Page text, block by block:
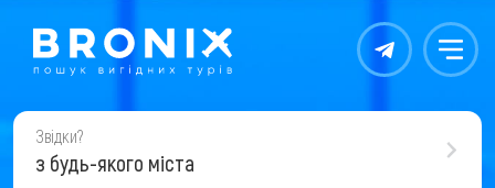
Контакты Меню
Звідки?
з будь-якого міста